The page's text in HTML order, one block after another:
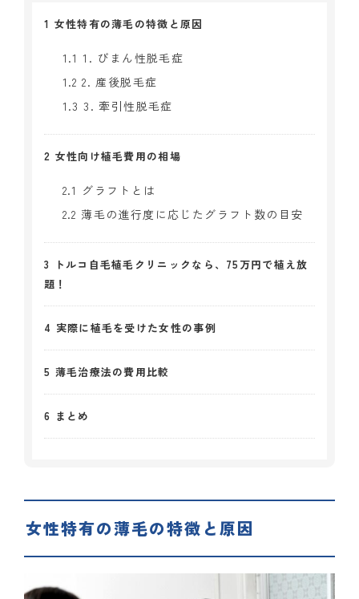
1 女性特有の薄毛の特徴と原因
1.1 1. びまん性脱毛症
1.2 2. 産後脱毛症
1.3 3. 牽引性脱毛症
2 女性向け植毛費用の相場
2.1 グラフトとは
2.2 薄毛の進行度に応じたグラフト数の目安
3
トルコ自毛植毛クリニックなら、75万円で植え放
題！
4 実際に植毛を受けた女性の事例
5 薄毛治療法の費用比較
6 まとめ
女性特有の薄毛の特徴と原因